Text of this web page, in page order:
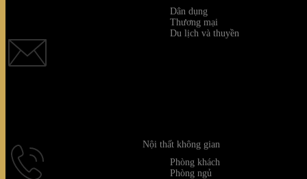
Dân dụng
Thương mại
Du lịch và thuyền
Nội thất không gian
Phòng khách
Phòng ngủ